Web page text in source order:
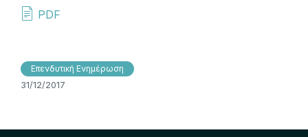
PDF
Επενδυτική Ενημέρωση
31/12/2017